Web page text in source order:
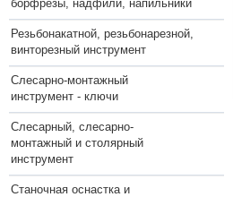
борфрезы, надфили, напильники
Резьбонакатной, резьбонарезной,
винторезный инструмент
Слесарно-монтажный
инструмент - ключи
Слесарный, слесарно-
монтажный и столярный
инструмент
Станочная оснастка и